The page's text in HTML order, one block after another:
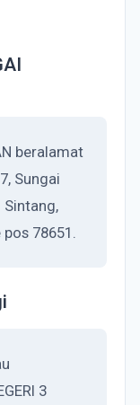
beralamat
Sungai
Sintang,
78651.
3